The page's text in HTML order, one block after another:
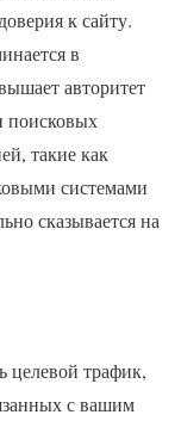
к сайту.
в
авторитет
поисковых
такие как
системами
сказывается на
целевой трафик,
с вашим